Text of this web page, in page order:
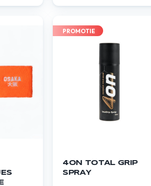
PROMOTIE
4ON TOTAL GRIP
SPRAY